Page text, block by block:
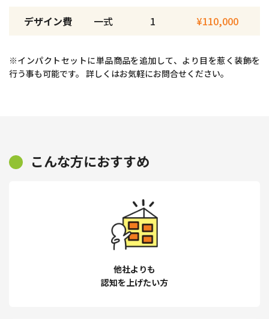
デザイン費
一式 1 ¥110,000
※インパクトセットに単品商品を追加して、より目を惹く装飾を
行う事も可能です。 詳しくはお気軽にお問合せください。
こんな方におすすめ
他社よりも
認知を上げたい方